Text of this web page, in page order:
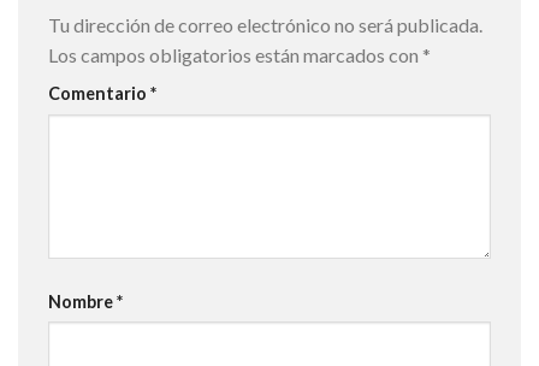
Tu dirección de correo electrónico no será publicada.
Los campos obligatorios están marcados con *
Comentario *
Nombre*